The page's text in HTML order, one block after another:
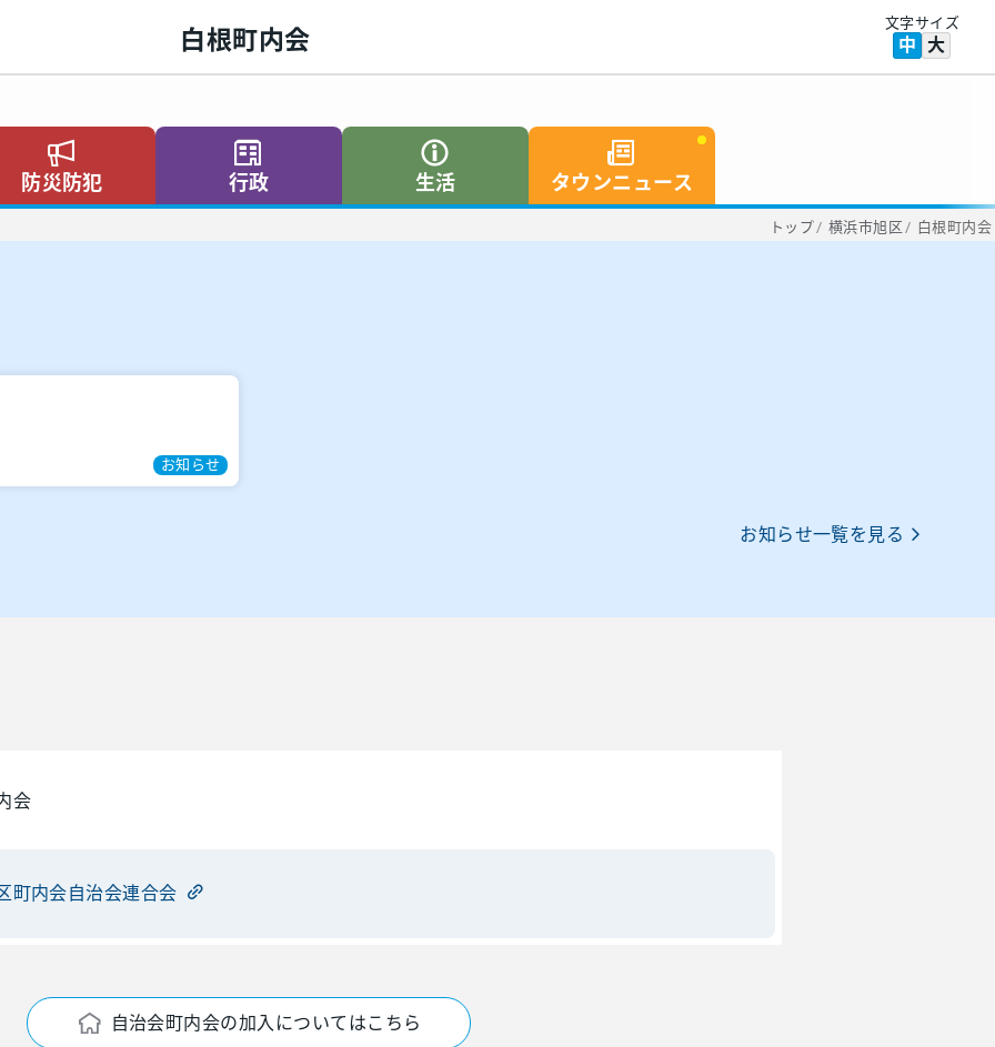
白根町内会
文字サイズ
中 大
防災防犯 行政 生活 タウンニュース
トップ/ 横浜市旭区 / 白根町内会
お知らせ
お知らせ一覧を見る
会
町内会自治会連合会
自治会町内会の加入についてはこちら